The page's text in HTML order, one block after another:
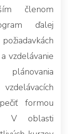
členom
ďalej
vzdelávanie
formou
V oblasti